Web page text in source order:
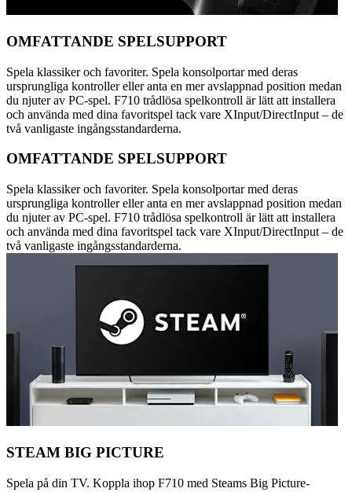
OMFATTANDE SPELSUPPORT
Spela klassiker och favoriter. Spela konsolportar med deras
ursprungliga kontroller eller anta en mer avslappnad position medan
du njuter av PC-spel. F710 trådlösa spelkontroll är lätt att installera
och använda med dina favoritspel tack vare XInput/DirectInput – de
två vanligaste ingångsstandarderna.
OMFATTANDE SPELSUPPORT
Spela klassiker och favoriter. Spela konsolportar med deras
ursprungliga kontroller eller anta en mer avslappnad position medan
du njuter av PC-spel. F710 trådlösa spelkontroll är lätt att installera
och använda med dina favoritspel tack vare XInput/DirectInput – de
två vanligaste ingångsstandarderna.
STEAM BIG PICTURE
Spela på din TV. Koppla ihop F710 med Steams Big Picture-